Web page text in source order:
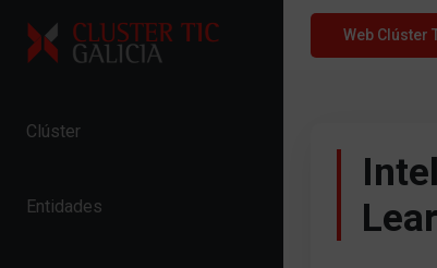
Skip to content
Clúster
Entidades
Web Clúster